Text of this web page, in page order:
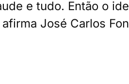
e tudo. Então o
afirma José Carlos